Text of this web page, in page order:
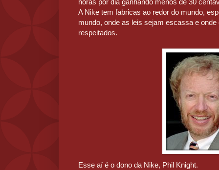
horas por dia ganhando menos de 30
A Nike tem fabricas ao redor do mundo,
mundo, onde as leis sejam escassa e
respeitados.
Esse aí é o dono da Nike, Phil Knight.